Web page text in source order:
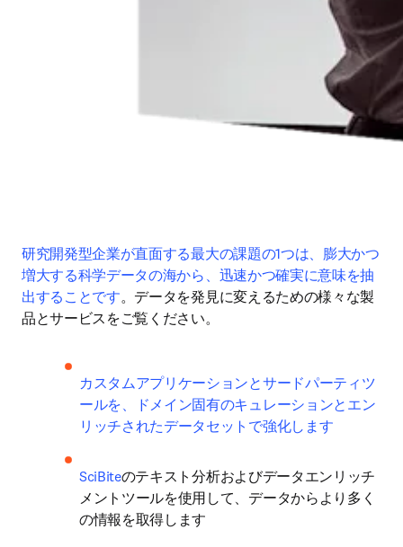
研究開発型企業が直面する最大の課題の1つは、膨大かつ
増大する科学データの海から、迅速かつ確実に意味を抽
出することです。データを発見に変えるための様々な製
品とサービスをご覧ください。
カスタムアプリケーションとサードパーティツ
ールを、ドメイン固有のキュレーションとエン
リッチされたデータセットで強化します
SciBiteのテキスト分析およびデータエンリッチ
メントツールを使用して、データからより多く
の情報を取得します